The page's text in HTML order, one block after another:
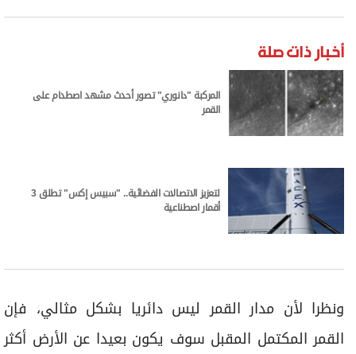
أخبار ذات صلة
المركبة "دانوري" تصور أحدث مشهد اصطدام على
القمر
لتعزيز الاتصالات الفضائية.. "سبيس إكس" تطلق 3
أقمار اصطناعية
ونظرا لأن مدار القمر ليس دائريا بشكل مثالي، فإن
القمر المكتمل المقبل سوف يكون بعيدا عن الأرض أكثر